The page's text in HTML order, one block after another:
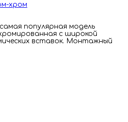
хром
популярная модель
с широкой
вставок. Монтажный